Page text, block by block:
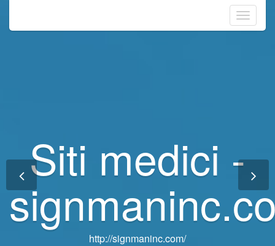
Toggle
Siti medici -
http://signmaninc.com/
Siti medici -
http://signmaninc.com/